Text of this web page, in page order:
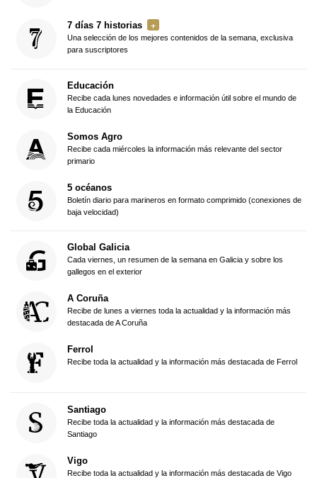
7 días 7 historias
Una selección de los mejores contenidos de la semana, exclusiva
para suscriptores
Educación
Recibe cada lunes novedades e información útil sobre el mundo de
la Educación
Somos Agro
Recibe cada miércoles la información más relevante del sector
primario
5 océanos
Boletín diario para marineros en formato comprimido (conexiones de
baja velocidad)
Global Galicia
Cada viernes, un resumen de la semana en Galicia y sobre los
gallegos en el exterior
A Coruña
Recibe de lunes a viernes toda la actualidad y la información más
destacada de A Coruña
Ferrol
Recibe toda la actualidad y la información más destacada de Ferrol
Santiago
Recibe toda la actualidad y la información más destacada de
Santiago
Vigo
Recibe toda la actualidad y la información más destacada de Vigo